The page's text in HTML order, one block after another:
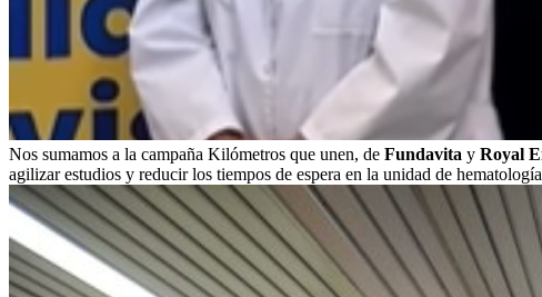
Nos sumamos a la campaña Kilómetros que unen, de Fundavita y Royal
agilizar estudios y reducir los tiempos de espera en la unidad de